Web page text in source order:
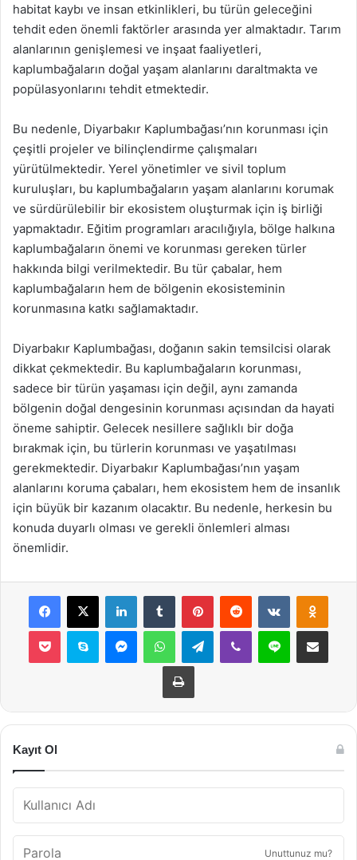
habitat kaybı ve insan etkinlikleri, bu türün geleceğini
tehdit eden önemli faktörler arasında yer almaktadır. Tarım
alanlarının genişlemesi ve inşaat faaliyetleri,
kaplumbağaların doğal yaşam alanlarını daraltmakta ve
popülasyonlarını tehdit etmektedir.
Bu nedenle, Diyarbakır Kaplumbağası’nın korunması için
çeşitli projeler ve bilinçlendirme çalışmaları
yürütülmektedir. Yerel yönetimler ve sivil toplum
kuruluşları, bu kaplumbağaların yaşam alanlarını korumak
ve sürdürülebilir bir ekosistem oluşturmak için iş birliği
yapmaktadır. Eğitim programları aracılığıyla, bölge halkına
kaplumbağaların önemi ve korunması gereken türler
hakkında bilgi verilmektedir. Bu tür çabalar, hem
kaplumbağaların hem de bölgenin ekosisteminin
korunmasına katkı sağlamaktadır.
Diyarbakır Kaplumbağası, doğanın sakin temsilcisi olarak
dikkat çekmektedir. Bu kaplumbağaların korunması,
sadece bir türün yaşaması için değil, aynı zamanda
bölgenin doğal dengesinin korunması açısından da hayati
öneme sahiptir. Gelecek nesillere sağlıklı bir doğa
bırakmak için, bu türlerin korunması ve yaşatılması
gerekmektedir. Diyarbakır Kaplumbağası’nın yaşam
alanlarını koruma çabaları, hem ekosistem hem de insanlık
için büyük bir kazanım olacaktır. Bu nedenle, herkesin bu
konuda duyarlı olması ve gerekli önlemleri alması
önemlidir.
Facebook
X LinkedInTumblr PinterestReddit VKontakte
Pocket Skype MessengerWhatsAppTelegramViber Line E-Posta ile
Yazdır
Kayıt Ol
Unuttunuz mu?